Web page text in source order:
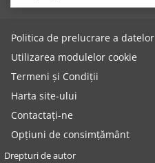
Politica de prelucrare a datelor
Utilizarea modulelor cookie
Termeni și Condiții
Harta site-ului
Contactați-ne
Opțiuni de consimțământ
Drepturi de autor